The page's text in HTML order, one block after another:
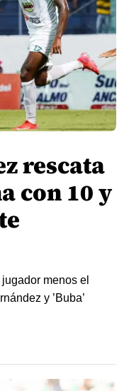
rescata
con 10 y
menos el
y ’Buba’